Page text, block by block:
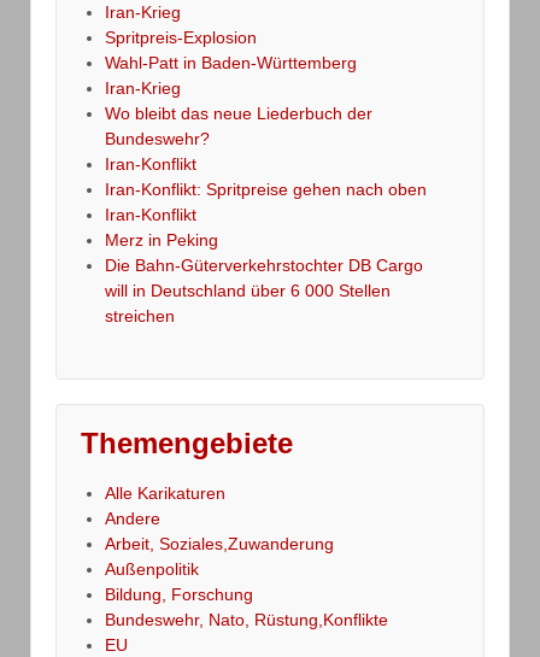
Iran-Krieg
Spritpreis-Explosion
Wahl-Patt in Baden-Württemberg
Iran-Krieg
Wo bleibt das neue Liederbuch der
Bundeswehr?
Iran-Konflikt
Iran-Konflikt: Spritpreise gehen nach oben
Iran-Konflikt
Merz in Peking
Die Bahn-Güterverkehrstochter DB Cargo
will in Deutschland über 6 000 Stellen
streichen
Themengebiete
Alle Karikaturen
Andere
Arbeit, Soziales,Zuwanderung
Außenpolitik
Bildung, Forschung
Bundeswehr, Nato, Rüstung,Konflikte
EU